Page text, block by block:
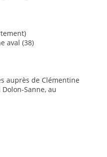
aval (38)
auprès de Clémentine
Dolon-Sanne, au